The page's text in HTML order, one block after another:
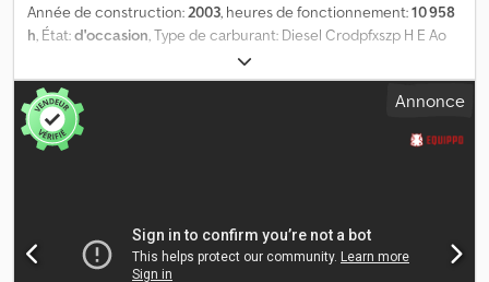
Année de construction:2003, heures de fonctionnement:10 958
h, État:d'occasion, Type de carburant: Diesel Crodpfxszp H E Ao
Afdef Domaine d'application: Exploitation minière Puissance: 35
kW (47 CH) Poids à vide: 13.500 kg
Annonce